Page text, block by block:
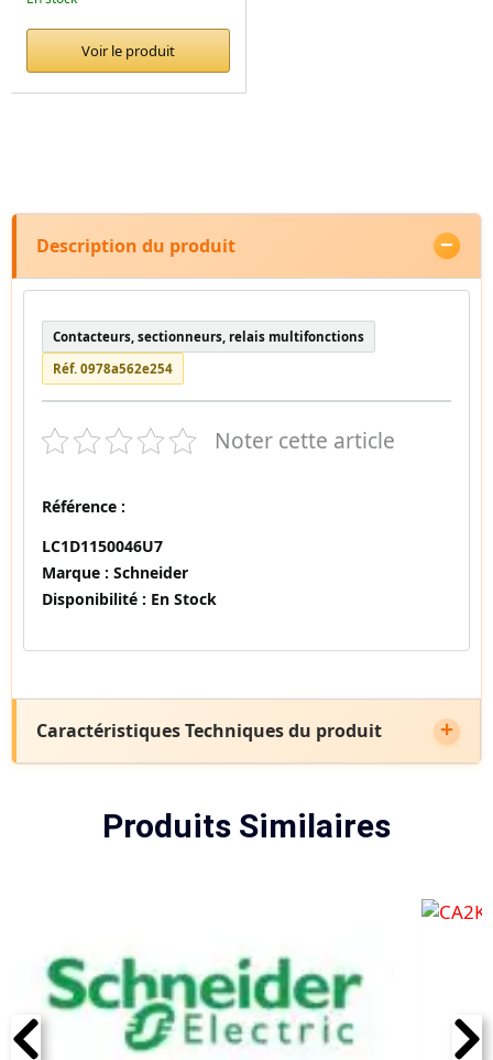
Voir le produit
Description du produit
Contacteurs, sectionneurs, relais multifonctions
Réf. 0978a562e254
Noter cette article
Référence :
LC1D1150046U7
Marque : Schneider
Disponibilité : En Stock
Caractéristiques Techniques du produit
Produits Similaires